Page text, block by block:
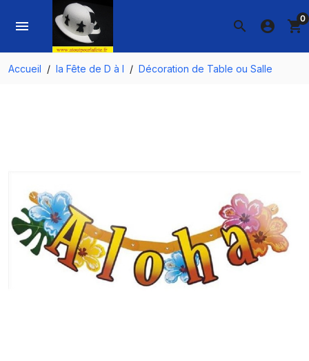
search
menu account_circle shopping_cart0
Accueil la Fête de D à I Décoration de Table ou Salle